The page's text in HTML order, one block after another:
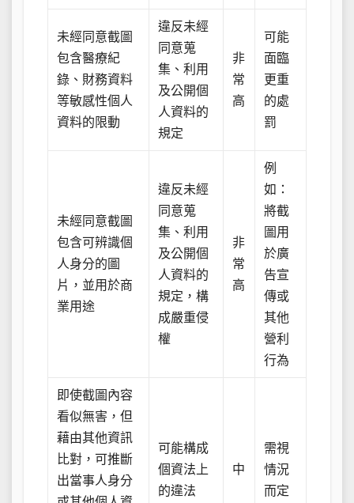
未經同意截圖
包含醫療紀
錄、財務資料
等敏感性個人
資料的限動
違反未經
同意蒐
集、利用
及公開個
人資料的
規定
非
常
高
可能
面臨
更重
的處
罰
未經同意截圖
包含可辨識個
人身分的圖
片，並用於商
業用途
違反未經
同意蒐
集、利用
及公開個
人資料的
規定，構
成嚴重侵
權
非
常
高
例
如：
將截
圖用
於廣
告宣
傳或
其他
營利
行為
即使截圖內容
看似無害，但
藉由其他資訊
比對，可推斷
出當事人身分
可能構成
個資法上
的違法
中
需視
情況
而定